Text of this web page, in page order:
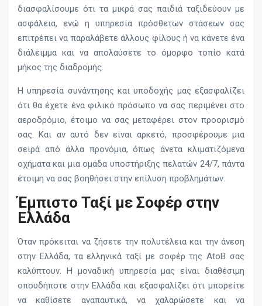
διασφαλίσουμε ότι τα μικρά σας παιδιά ταξιδεύουν με
ασφάλεια, ενώ η υπηρεσία πρόσθετων στάσεων σας
επιτρέπει να παραλάβετε άλλους φίλους ή να κάνετε ένα
διάλειμμα και να απολαύσετε το όμορφο τοπίο κατά
μήκος της διαδρομής.
Η υπηρεσία συνάντησης και υποδοχής μας εξασφαλίζει
ότι θα έχετε ένα φιλικό πρόσωπο να σας περιμένει στο
αεροδρόμιο, έτοιμο να σας μεταφέρει στον προορισμό
σας. Και αν αυτό δεν είναι αρκετό, προσφέρουμε μια
σειρά από άλλα προνόμια, όπως άνετα κλιματιζόμενα
οχήματα και μια ομάδα υποστήριξης πελατών 24/7, πάντα
έτοιμη να σας βοηθήσει στην επίλυση προβλημάτων.
Έμπιστο Ταξί με Σοφέρ στην
Ελλάδα
Όταν πρόκειται να ζήσετε την πολυτέλεια και την άνεση
στην Ελλάδα, τα ελληνικά ταξί με σοφέρ της AtoB σας
καλύπτουν. Η μοναδική υπηρεσία μας είναι διαθέσιμη
οπουδήποτε στην Ελλάδα και εξασφαλίζει ότι μπορείτε
να καθίσετε αναπαυτικά, να χαλαρώσετε και να